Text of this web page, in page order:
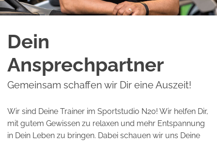
Dein
Ansprechpartner
Gemeinsam schaffen wir Dir eine Auszeit!
Wir sind Deine Trainer im Sportstudio N20! Wir helfen Dir,
mit gutem Gewissen zu relaxen und mehr Entspannung
in Dein Leben zu bringen. Dabei schauen wir uns Deine